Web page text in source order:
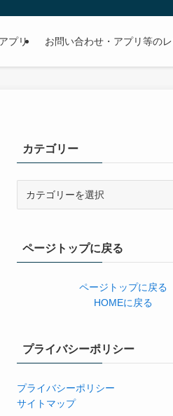
プリ お問い合わせ・アプリ等の
カテゴリー
ーページトップに戻る
ページトップに戻る
HOMEに戻る
プライバシーポリシー
プライバシーポリシー
サイトマップ